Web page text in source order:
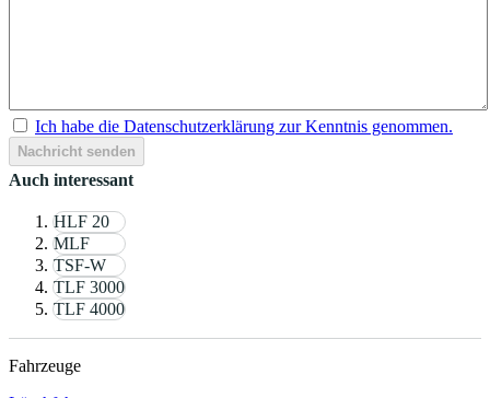
Ich habe die Datenschutzerklärung zur Kenntnis genommen.
Nachricht senden
Auch interessant
HLF 20
MLF
TSF-W
TLF 3000
TLF 4000
Fahrzeuge